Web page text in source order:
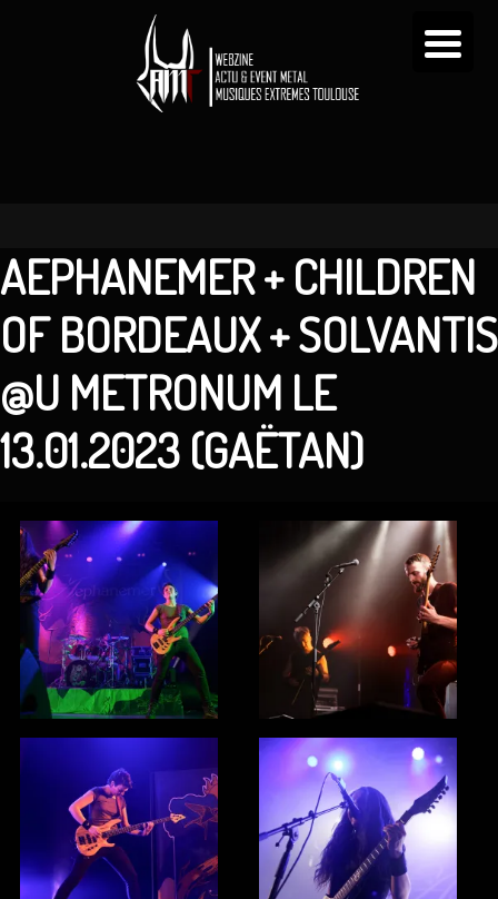
AEPHANEMER + CHILDREN
OF BORDEAUX + SOLVANTIS
@U METRONUM LE
13.01.2023 (GAËTAN)